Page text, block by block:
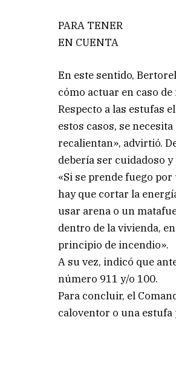
PARA TENER
EN CUENTA
En este sentido,
cómo actuar en caso
Respecto a las estufas
estos casos, se
recalientan», advirtió.
debería ser cuidadoso
«Si se prende fuego
hay que cortar la
usar arena o un
dentro de la vivienda,
principio de incendio».
A su vez, indicó que
número 911 y/o 100.
Para concluir, el
caloventor o una estufa